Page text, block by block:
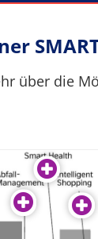
über die